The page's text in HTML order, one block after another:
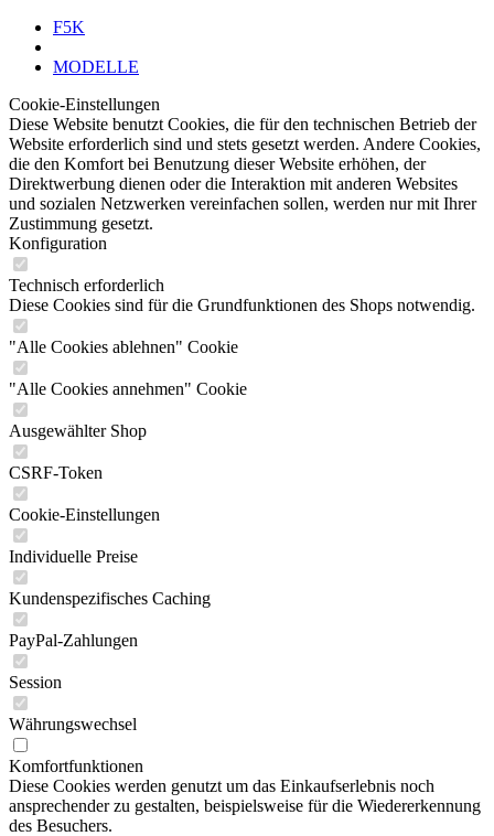
F5K
MODELLE
Cookie-Einstellungen
Diese Website benutzt Cookies, die für den technischen Betrieb der
Website erforderlich sind und stets gesetzt werden. Andere Cookies,
die den Komfort bei Benutzung dieser Website erhöhen, der
Direktwerbung dienen oder die Interaktion mit anderen Websites
und sozialen Netzwerken vereinfachen sollen, werden nur mit Ihrer
Zustimmung gesetzt.
Konfiguration
Technisch erforderlich
Diese Cookies sind für die Grundfunktionen des Shops notwendig.
"Alle Cookies ablehnen" Cookie
"Alle Cookies annehmen" Cookie
Ausgewählter Shop
CSRF-Token
Cookie-Einstellungen
Individuelle Preise
Kundenspezifisches Caching
PayPal-Zahlungen
Session
Währungswechsel
Komfortfunktionen
Diese Cookies werden genutzt um das Einkaufserlebnis noch
ansprechender zu gestalten, beispielsweise für die Wiedererkennung
des Besuchers.